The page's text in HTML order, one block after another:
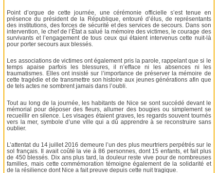
Point d’orgue de cette journée, une cérémonie officielle s’est tenue en
présence du président de la République, entouré d’élus, de représentants
des institutions, des forces de sécurité et des services de secours. Dans son
intervention, le chef de l’État a salué la mémoire des victimes, le courage des
survivants et l’engagement de tous ceux qui étaient intervenus cette nuit-là
pour porter secours aux blessés.
Les associations de victimes ont également pris la parole, rappelant que si le
temps apaise parfois les blessures, il n’efface ni les absences ni les
traumatismes. Elles ont insisté sur l’importance de préserver la mémoire de
cette tragédie et de transmettre son histoire aux jeunes générations afin que
de tels actes ne sombrent jamais dans l’oubli.
Tout au long de la journée, les habitants de Nice se sont succédé devant le
mémorial pour déposer des fleurs, allumer des bougies ou simplement se
recueillir en silence. Les visages étaient graves, les regards souvent tournés
vers la mer, symbole d’une ville qui a dû apprendre à se reconstruire sans
oublier.
L’attentat du 14 juillet 2016 demeure l’un des plus meurtriers perpétrés sur le
sol français. Il avait coûté la vie à 86 personnes, dont 15 enfants, et fait plus
de 450 blessés. Dix ans plus tard, la douleur reste vive pour de nombreuses
familles, mais cette commémoration témoigne également de la solidarité et
de la résilience dont Nice a fait preuve depuis cette nuit tragique.